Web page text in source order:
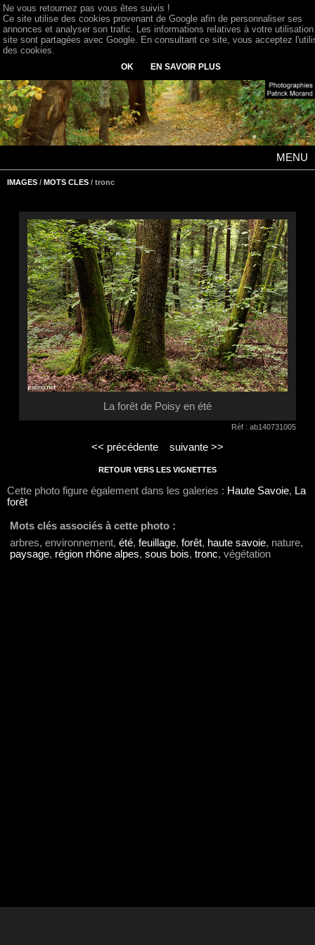
MENU
IMAGES / MOTS CLES / tronc
La forêt de Poisy en été
Réf : ab140731005
<< précédente suivante >>
RETOUR VERS LES VIGNETTES
Cette photo figure également dans les galeries : Haute Savoie, La
forêt
Mots clés associés à cette photo :
arbres, environnement, été, feuillage, forêt, haute savoie, nature,
paysage, région rhône alpes, sous bois, tronc, végétation
Ne vous retournez pas vous êtes suivis !
Ce site utilise des cookies provenant de Google afin de personnaliser ses
annonces et analyser son trafic. Les informations relatives à votre
site sont partagées avec Google. En consultant ce site, vous acceptez
des cookies.
OK EN SAVOIR PLUS